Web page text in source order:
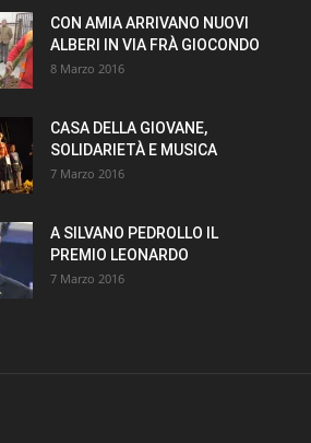
CON AMIA ARRIVANO NUOVI
ALBERI IN VIA FRÀ GIOCONDO
8 Marzo 2016
CASA DELLA GIOVANE,
SOLIDARIETÀ E MUSICA
7 Marzo 2016
A SILVANO PEDROLLO IL
PREMIO LEONARDO
7 Marzo 2016